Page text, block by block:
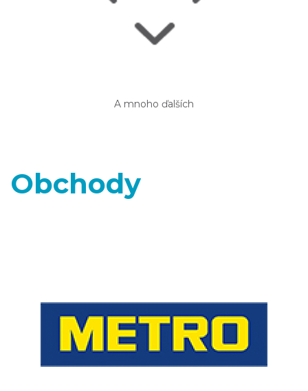
A mnoho ďalších
Obchody